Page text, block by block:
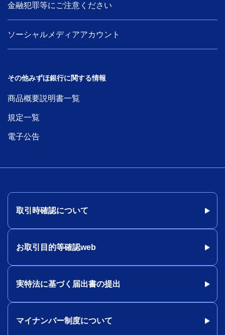
金融犯罪等にご注意ください
ソーシャルメディアアカウント
その他みずほ銀行に関する情報
商品概要説明書一覧
規定一覧
電子公告
取引時確認について
お取引目的等確認web
実特法に基づく届出書の提出
マイナンバー制度について